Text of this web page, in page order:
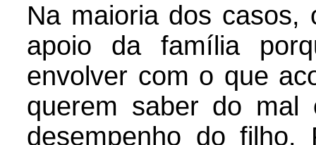
Na maioria dos
apoio da família
envolver com o que
querem saber do mal
desempenho do filho.